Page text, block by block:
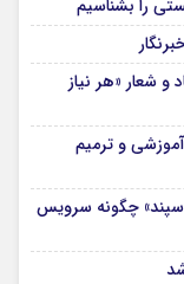
را بشناسیم
شعار «هر نیاز
و ترمیم
چگونه سرویس